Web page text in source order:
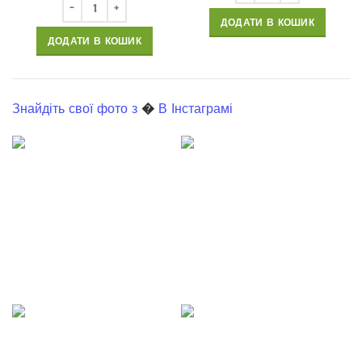
ДОДАТИ В КОШИК
ДОДАТИ В КОШИК
Знайдіть свої фото з � В Інстаграмі